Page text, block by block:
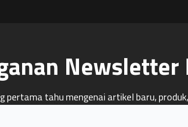
Newsletter
pertama tahu mengenai artikel baru,